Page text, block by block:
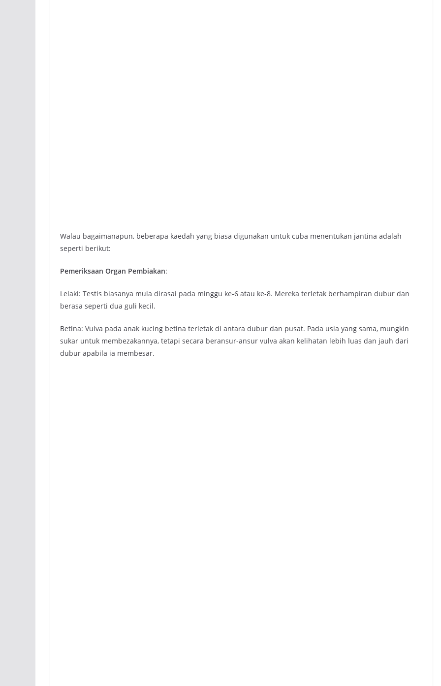
Walau bagaimanapun, beberapa kaedah yang biasa digunakan untuk cuba menentukan jantina adalah
seperti berikut:
Pemeriksaan Organ Pembiakan:
Lelaki: Testis biasanya mula dirasai pada minggu ke-6 atau ke-8. Mereka terletak berhampiran dubur dan
berasa seperti dua guli kecil.
Betina: Vulva pada anak kucing betina terletak di antara dubur dan pusat. Pada usia yang sama, mungkin
sukar untuk membezakannya, tetapi secara beransur-ansur vulva akan kelihatan lebih luas dan jauh dari
dubur apabila ia membesar.